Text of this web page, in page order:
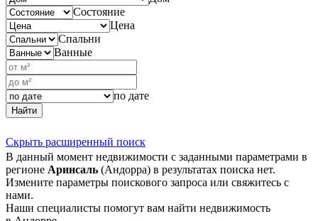
Состояние
Цена
Спальни
Ванные
по дате
Найти
Скрыть расширенный поиск
В данный момент недвижимости с заданными параметрами в
регионе Аринсаль (Андорра) в результатах поиска нет.
Измените параметры поискового запроса или свяжитесь с
нами.
Наши специалисты помогут вам найти недвижимость